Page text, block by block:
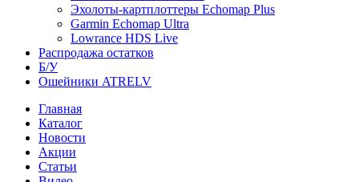
Эхолоты-картплоттеры Echomap Plus
Garmin Echomap Ultra
Lowrance HDS Live
Распродажа остатков
Б/У
Ошейники ATRELV
Главная
Каталог
Новости
Акции
Статьи